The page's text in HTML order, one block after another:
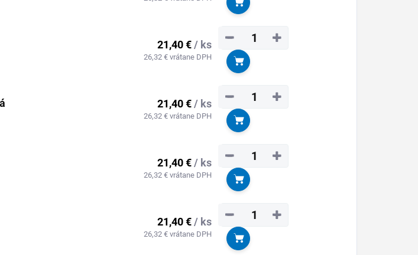
Do košíka
21,40 €/ ks
26,32 € vrátane DPH
+
−
Do košíka
21,40 €/ ks
26,32 € vrátane DPH
+
−
Do košíka
21,40 €/ ks
26,32 € vrátane DPH
+
−
Do košíka
21,40 €/ ks
26,32 € vrátane DPH
+
−
Do košíka